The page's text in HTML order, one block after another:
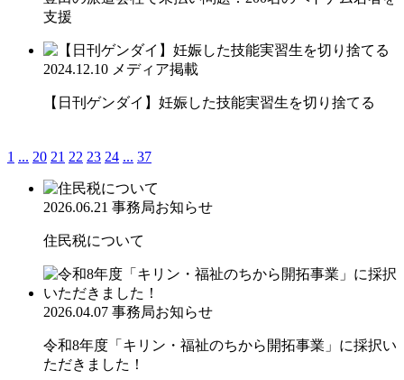
支援
2024.12.10 メディア掲載
【日刊ゲンダイ】妊娠した技能実習生を切り捨てる
1 ... 20 21 22 23 24 ... 37
2026.06.21 事務局お知らせ
住民税について
2026.04.07 事務局お知らせ
令和8年度「キリン・福祉のちから開拓事業」に採択い
ただきました！